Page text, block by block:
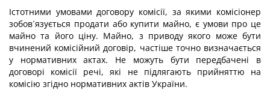
Істотними умовами договору комісії, за якими комісіонер
зобов´язується продати або купити майно, є умови про це
майно та його ціну. Майно, з приводу якого може бути
вчинений комісійний договір, частіше точно визначається
у нормативних актах. Не можуть бути передбачені в
договорі комісії речі, які не підлягають прийняттю на
комісію згідно нормативних актів України.